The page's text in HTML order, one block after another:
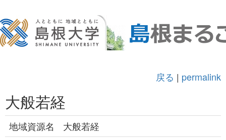
戻る | permalink
大般若経
地域資源名
大般若経